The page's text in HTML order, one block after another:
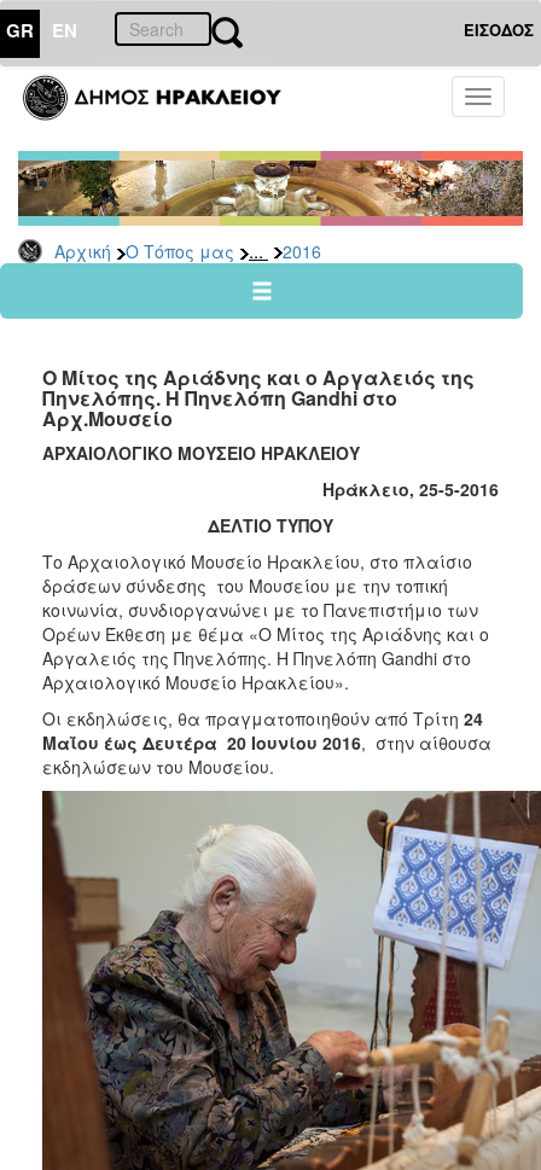
GR EN ΕΙΣΟΔΟΣ
Toggle
Αρχική Ο Τόπος μας ... 2016
ΤΟΠΟΣ
ΜΑΣ
Ανακοινώσεις
Αρχείο
2026
2024
2022
2021
2020
2017
2016
2015
2012
2011
ΔΗΜΟΣ
ΑΝΘΕΚΤΙΚΗ
Ο Μίτος της Αριάδνης και ο Αργαλειός της
Πηνελόπης. Η Πηνελόπη Gandhi στο
Αρχ.Μουσείο
ΑΡΧΑΙΟΛΟΓΙΚO ΜΟΥΣΕΙΟ ΗΡΑΚΛΕΙΟΥ
Ηράκλειο, 25-5-2016
ΔΕΛΤΙΟ ΤΥΠΟΥ
Το Αρχαιολογικό Μουσείο Ηρακλείου, στο πλαίσιο
δράσεων σύνδεσης του Μουσείου με την τοπική
κοινωνία, συνδιοργανώνει με το Πανεπιστήμιο των
Ορέων Έκθεση με θέμα «Ο Μίτος της Αριάδνης και ο
Αργαλειός της Πηνελόπης. Η Πηνελόπη Gandhi στο
Αρχαιολογικό Μουσείο Ηρακλείου».
Οι εκδηλώσεις, θα πραγματοποιηθούν από Τρίτη 24
Μαΐου έως Δευτέρα 20 Ιουνίου 2016, στην αίθουσα
εκδηλώσεων του Μουσείου.